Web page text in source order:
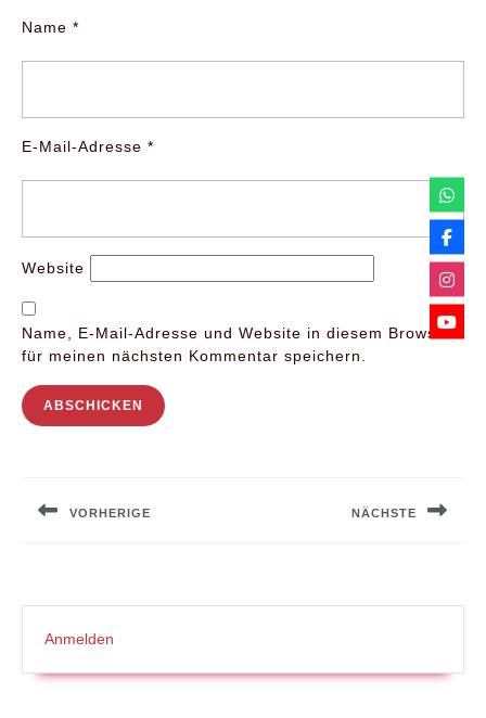
Name *
E-Mail-Adresse *
Website
Name, E-Mail-Adresse und Website in diesem Browser
für meinen nächsten Kommentar speichern.
VORHERIGE NÄCHSTE
Anmelden